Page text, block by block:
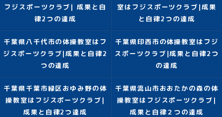
フジスポーツクラブ| 成果と自
律2つの達成
室はフジスポーツクラブ|成果
と自律2つの達成
千葉県八千代市の体操教室はフ
ジスポーツクラブ|成果と自律2
つの達成
千葉県印西市の体操教室はフジ
スポーツクラブ|成果と自律2つ
の達成
千葉県千葉市緑区おゆみ野の体
操教室はフジスポーツクラブ|
成果と自律2つ達成
千葉県流山市おおたかの森の体
操教室はフジスポーツクラブ|
成果と自律２つの達成